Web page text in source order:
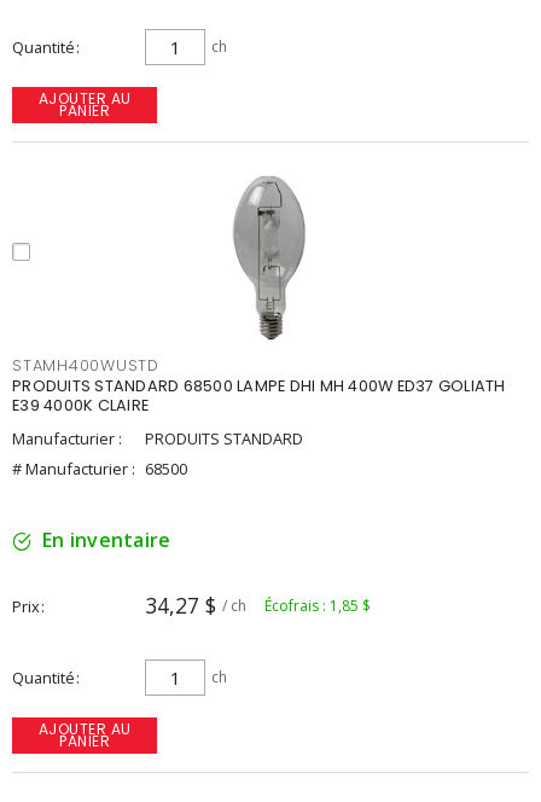
Quantité ch
AJOUTER AU
PANIER
STAMH400WUSTD
PRODUITS STANDARD 68500 LAMPE DHI MH 400W ED37 GOLIATH
E39 4000K CLAIRE
Manufacturier :
PRODUITS STANDARD
# Manufacturier : 68500
En inventaire
Prix 34,27 $ / ch Écofrais : 1,85 $
Quantité ch
AJOUTER AU
PANIER